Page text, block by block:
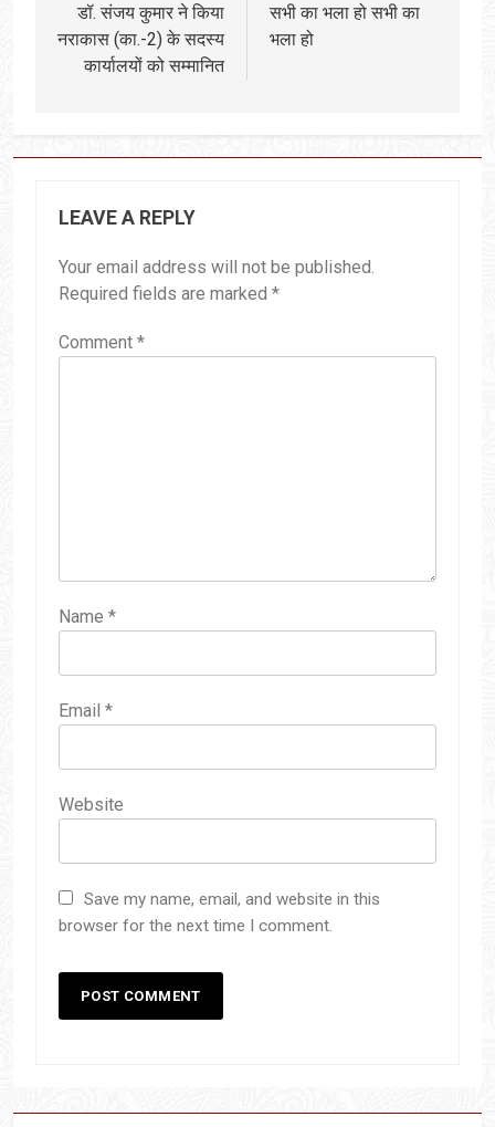
डॉ. संजय कुमार ने किया
नराकास (का.-2) के सदस्य
कार्यालयों को सम्मानित
सभी का भला हो सभी का
भला हो
LEAVE A REPLY
Your email address will not be published.
Required fields are marked *
Comment *
Name *
Email *
Website
Save my name, email, and website in this
browser for the next time I comment.